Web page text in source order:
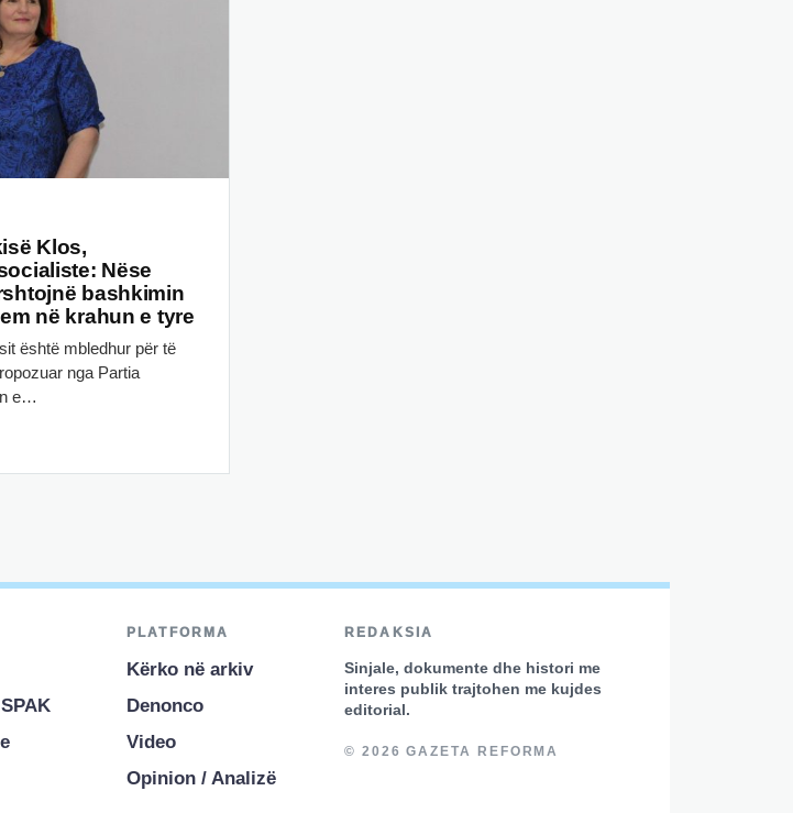
Klos,
Nëse
bashkimin
në krahun e tyre
është mbledhur për të
nga Partia
e…
PLATFORMA
Kërko në arkiv
Denonco
Video
Opinion / Analizë
REDAKSIA
Sinjale, dokumente dhe histori me
interes publik trajtohen me kujdes
editorial.
© 2026 GAZETA REFORMA